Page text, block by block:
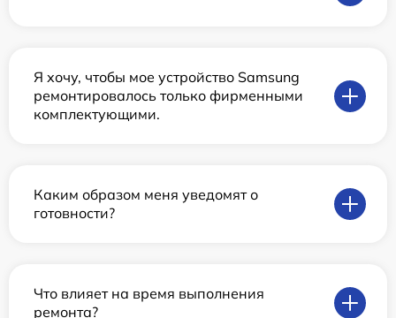
Я хочу, чтобы мое устройство Samsung
ремонтировалось только фирменными
комплектующими.
Каким образом меня уведомят о
готовности?
Что влияет на время выполнения
ремонта?